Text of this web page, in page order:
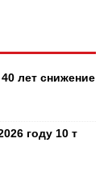
лет снижение
году 10 т